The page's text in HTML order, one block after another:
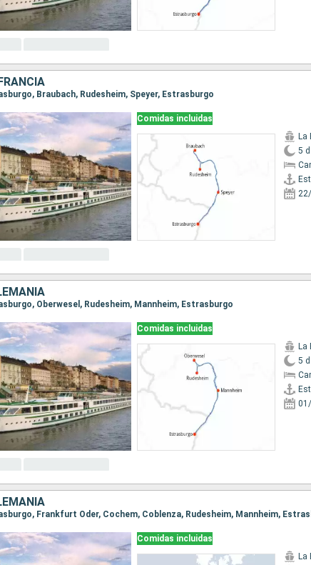
Braubach, Rudesheim, Speyer, Estrasburgo
Comidas incluidas
La
5 d
Oberwesel, Rudesheim, Mannheim, Estrasburgo
Comidas incluidas
La
5 d
Frankfurt Oder, Cochem, Coblenza, Rudesheim, Mannheim,
Comidas incluidas
La